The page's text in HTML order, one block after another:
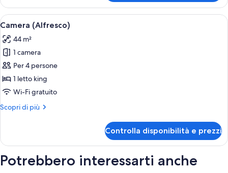
Superior
(Collection)
Apri
tutte
le
foto
per
Camera
(Alfresco)
Una caffettiera versa caffè in una
6
Camera (Alfresco)
44 m²
1 camera
Per 4 persone
1 letto king
Wi-Fi gratuito
Scopri di più
Altri
(Alfresco)
Controlla disponibilità e prezzi
Potrebbero interessarti anche